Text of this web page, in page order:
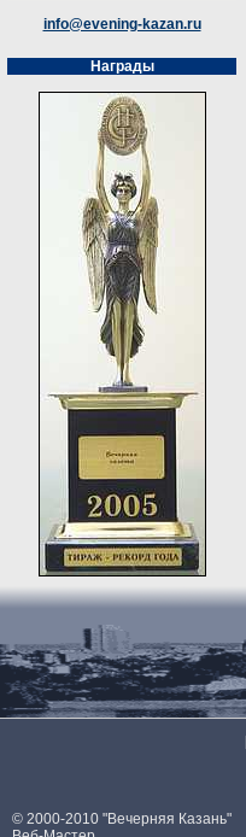
info@evening-kazan.ru
Награды
© 2000-2010 "Вечерняя Казань"